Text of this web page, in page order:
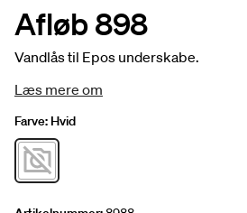
Afløb 898
Vandlås til Epos underskabe.
Læs mere om
Farve: Hvid